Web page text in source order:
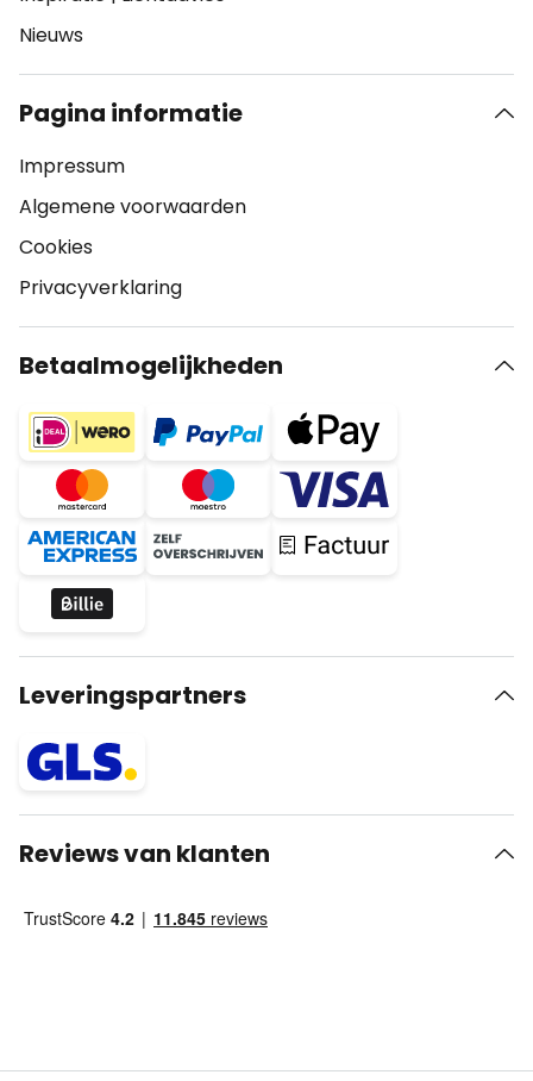
Nieuws
Pagina informatie
Impressum
Algemene voorwaarden
Cookies
Privacyverklaring
Betaalmogelijkheden
Leveringspartners
Reviews van klanten